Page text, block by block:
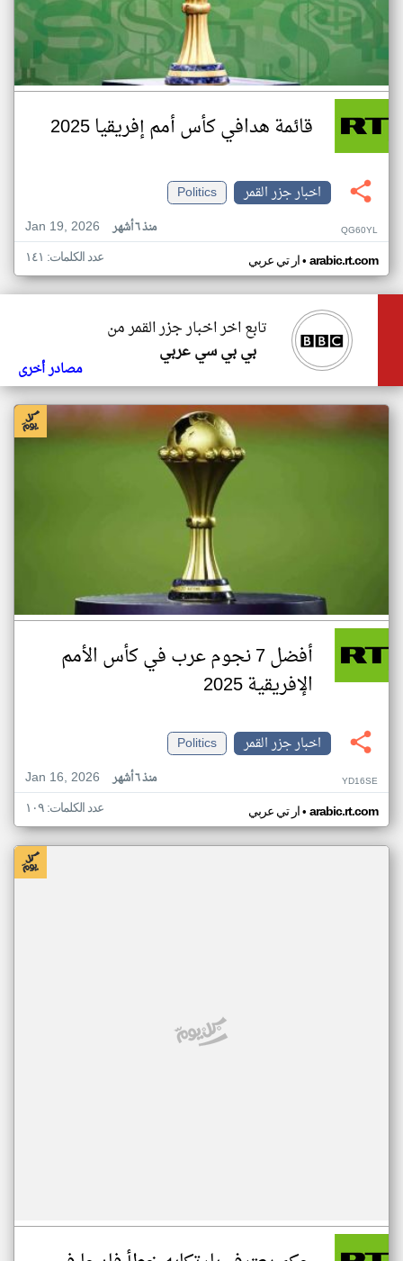
قائمة هدافي كأس أمم إفريقيا 2025
اخبار جزر القمر
Politics
Jan 19, 2026
منذ ٦ أشهر QG60YL
ار تي عربي• arabic.rt.com عدد الكلمات: ١٤١
تابع اخر اخبار جزر القمر من
بي بي سي عربي
مصادر أخرى
أفضل 7 نجوم عرب في كأس الأمم
الإفريقية 2025
اخبار جزر القمر
Politics
Jan 16, 2026
منذ ٦ أشهر YD16SE
ار تي عربي• arabic.rt.com عدد الكلمات: ١٠٩